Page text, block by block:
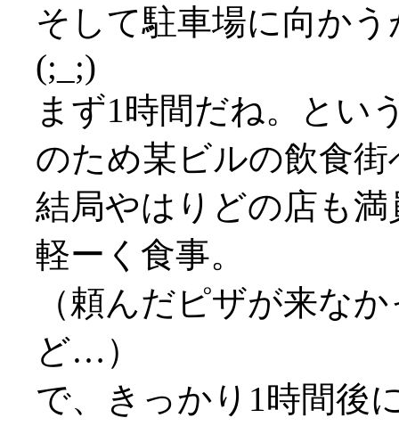
そして駐車場に向か
(;_;)
まず1時間だね。とい
のため某ビルの飲食街
結局やはりどの店も
軽ーく食事。
（頼んだピザが来な
ど…）
で、きっかり1時間後